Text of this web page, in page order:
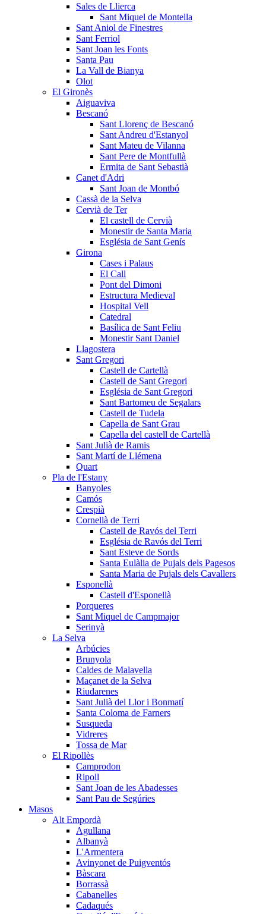
Sales de Llierca
Sant Miquel de Montella
Sant Aniol de Finestres
Sant Ferriol
Sant Joan les Fonts
Santa Pau
La Vall de Bianya
Olot
El Gironès
Aiguaviva
Bescanó
Sant Llorenç de Bescanó
Sant Andreu d'Estanyol
Sant Mateu de Vilanna
Sant Pere de Montfullà
Ermita de Sant Sebastià
Canet d'Adri
Sant Joan de Montbó
Cassà de la Selva
Cervià de Ter
El castell de Cervià
Monestir de Santa Maria
Església de Sant Genís
Girona
Cases i Palaus
El Call
Pont del Dimoni
Estructura Medieval
Hospital Vell
Catedral
Basílica de Sant Feliu
Monestir Sant Daniel
Llagostera
Sant Gregori
Castell de Cartellà
Castell de Sant Gregori
Església de Sant Gregori
Sant Bartomeu de Segalars
Castell de Tudela
Capella de Sant Grau
Capella del castell de Cartellà
Sant Julià de Ramis
Sant Martí de Llémena
Quart
Pla de l'Estany
Banyoles
Camós
Crespià
Cornellà de Terri
Castell de Ravós del Terri
Església de Ravós del Terri
Sant Esteve de Sords
Santa Eulàlia de Pujals dels Pagesos
Santa Maria de Pujals dels Cavallers
Esponellà
Castell d'Esponellà
Porqueres
Sant Miquel de Campmajor
Serinyà
La Selva
Arbúcies
Brunyola
Caldes de Malavella
Maçanet de la Selva
Riudarenes
Sant Julià del Llor i Bonmatí
Santa Coloma de Farners
Susqueda
Vidreres
Tossa de Mar
El Ripollès
Camprodon
Ripoll
Sant Joan de les Abadesses
Sant Pau de Segúries
Masos
Alt Empordà
Agullana
Albanyà
L'Armentera
Avinyonet de Puigventós
Bàscara
Borrassà
Cabanelles
Cadaqués